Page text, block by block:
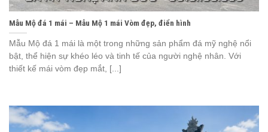
Mẫu Mộ đá 1 mái – Mẫu Mộ 1 mái Vòm đẹp, điển hình
Mẫu Mộ đá 1 mái là một trong những sản phẩm đá mỹ nghệ nổi
bật, thể hiện sự khéo léo và tinh tế của người nghệ nhân. Với
thiết kế mái vòm đẹp mắt, [...]